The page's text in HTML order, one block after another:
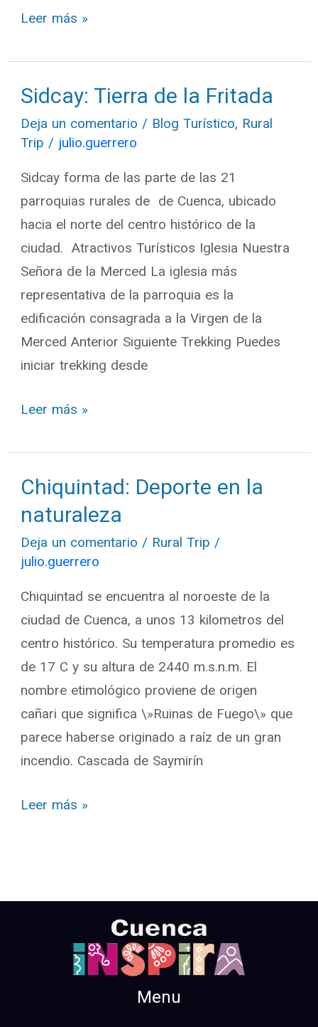
Leer más »
Sidcay: Tierra de la Fritada
Deja un comentario / Blog Turístico, Rural
Trip / julio.guerrero
Sidcay forma de las parte de las 21
parroquias rurales de de Cuenca, ubicado
hacia el norte del centro histórico de la
ciudad. Atractivos Turísticos Iglesia Nuestra
Señora de la Merced La iglesia más
representativa de la parroquia es la
edificación consagrada a la Virgen de la
Merced Anterior Siguiente Trekking Puedes
iniciar trekking desde
Sidcay:
Tierra
de
Fritada
Leer más »
Chiquintad: Deporte en la
naturaleza
Deja un comentario / Rural Trip /
julio.guerrero
Chiquintad se encuentra al noroeste de la
ciudad de Cuenca, a unos 13 kilometros del
centro histórico. Su temperatura promedio es
de 17 C y su altura de 2440 m.s.n.m. El
nombre etimológico proviene de origen
cañari que significa \»Ruinas de Fuego\» que
parece haberse originado a raíz de un gran
incendio. Cascada de Saymirín
Chiquintad:
Deporte
la
Leer más »
Menu